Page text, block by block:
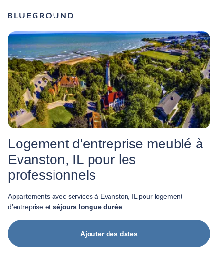
Logement d'entreprise meublé à
Evanston, IL pour les
professionnels
Appartements avec services à Evanston, IL pour logement
d’entreprise etséjours longue durée
Ajouter des dates